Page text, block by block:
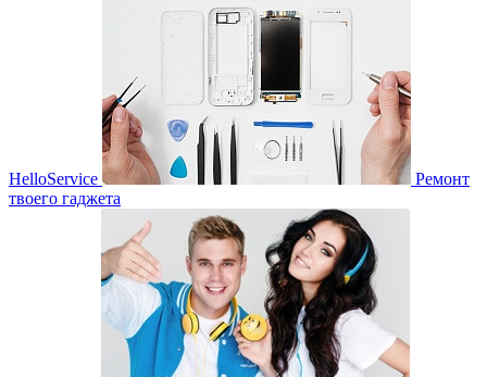
HelloService
Ремонт
твоего гаджета